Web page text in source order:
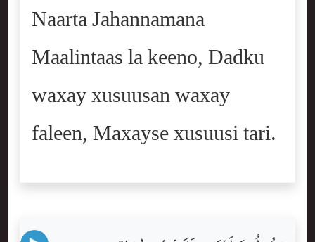
Naarta Jahannamana
Maalintaas la keeno, Dadku
waxay xusuusan waxay
faleen, Maxayse xusuusi tari.